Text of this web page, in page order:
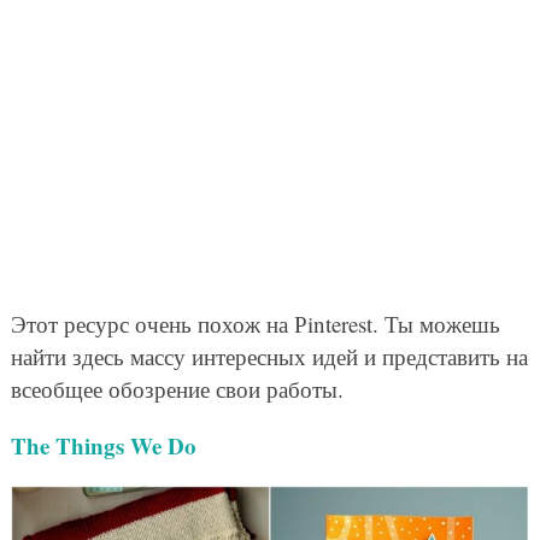
Этот ресурс очень похож на Рinterest. Ты можешь
найти здесь массу интересных идей и представить на
всеобщее обозрение свои работы.
The Things We Do